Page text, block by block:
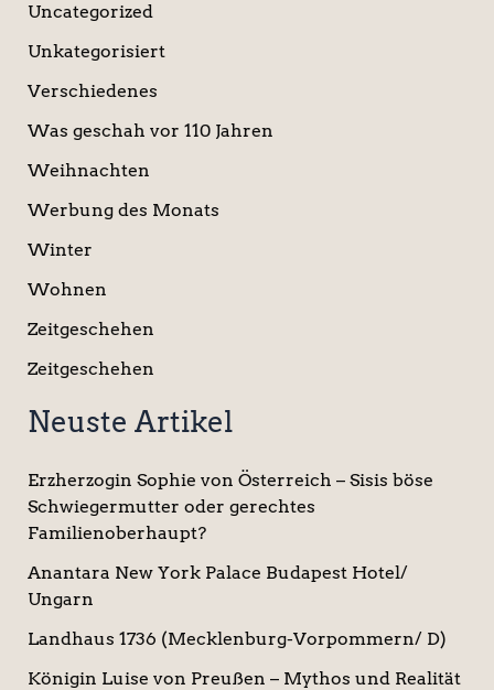
Uncategorized
Unkategorisiert
Verschiedenes
Was geschah vor 110 Jahren
Weihnachten
Werbung des Monats
Winter
Wohnen
Zeitgeschehen
Zeitgeschehen
Neuste Artikel
Erzherzogin Sophie von Österreich – Sisis böse
Schwiegermutter oder gerechtes
Familienoberhaupt?
Anantara New York Palace Budapest Hotel/
Ungarn
Landhaus 1736 (Mecklenburg-Vorpommern/ D)
Königin Luise von Preußen – Mythos und Realität